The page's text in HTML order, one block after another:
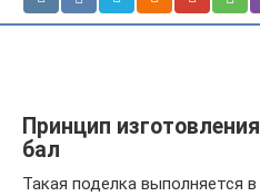
Принцип
бал
Такая поделка выполняется